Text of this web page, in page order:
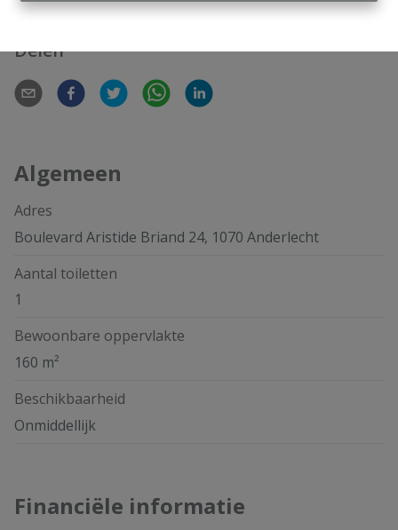
Delen
Algemeen
Adres
Boulevard Aristide Briand 24, 1070 Anderlecht
Aantal toiletten
1
Bewoonbare oppervlakte
160 m²
Beschikbaarheid
Onmiddellijk
Financiële informatie